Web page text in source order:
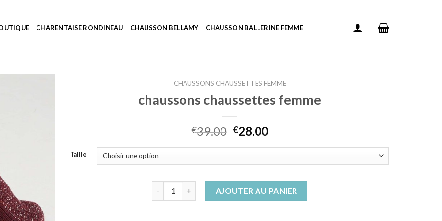
CHARENTAISE RONDINEAU CHAUSSON BELLAMY CHAUSSON BALLERINE FEMME
CHAUSSONS CHAUSSETTES FEMME
chaussons chaussettes femme
€39.00 €28.00
Taille
AJOUTER AU PANIER